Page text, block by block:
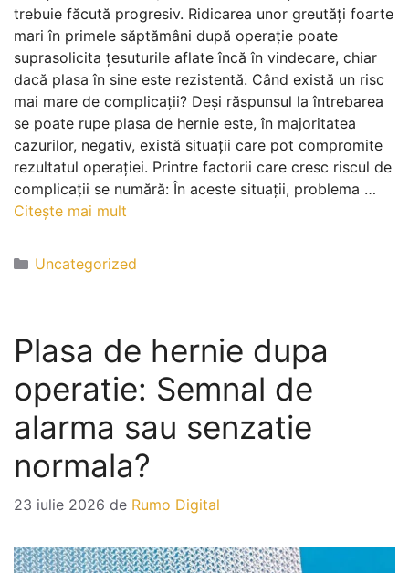
trebuie făcută progresiv. Ridicarea unor greutăți foarte
mari în primele săptămâni după operație poate
suprasolicita țesuturile aflate încă în vindecare, chiar
dacă plasa în sine este rezistentă. Când există un risc
mai mare de complicații? Deși răspunsul la întrebarea
se poate rupe plasa de hernie este, în majoritatea
cazurilor, negativ, există situații care pot compromite
rezultatul operației. Printre factorii care cresc riscul de
complicații se numără: În aceste situații, problema …
Citește mai mult
Uncategorized
Plasa de hernie dupa
operatie: Semnal de
alarma sau senzatie
normala?
23 iulie 2026 de Rumo Digital